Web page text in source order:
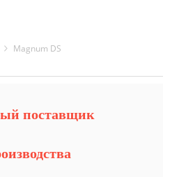
Magnum DS
поставщик